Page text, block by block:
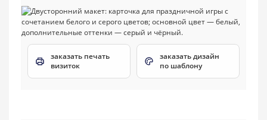
заказать печать
визиток
заказать дизайн
по шаблону